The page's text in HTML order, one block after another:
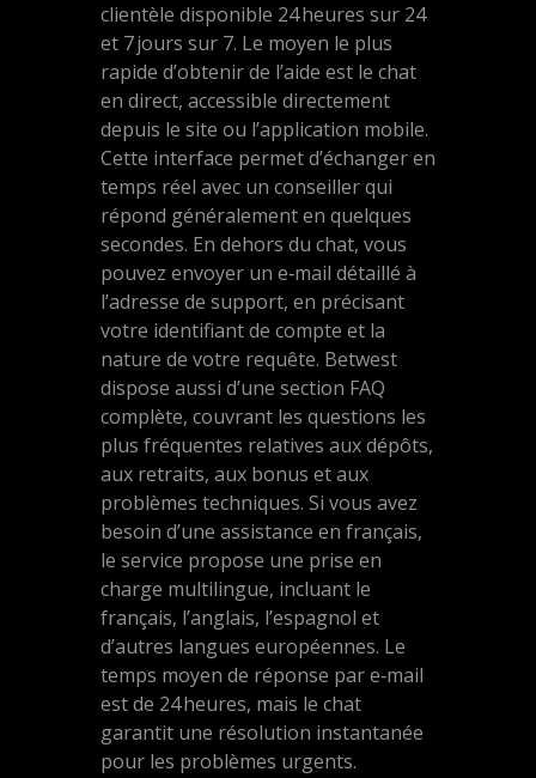
clientèle disponible 24 heures sur 24
et 7 jours sur 7. Le moyen le plus
rapide d’obtenir de l’aide est le chat
en direct, accessible directement
depuis le site ou l’application mobile.
Cette interface permet d’échanger en
temps réel avec un conseiller qui
répond généralement en quelques
secondes. En dehors du chat, vous
pouvez envoyer un e‑mail détaillé à
l’adresse de support, en précisant
votre identifiant de compte et la
nature de votre requête. Betwest
dispose aussi d’une section FAQ
complète, couvrant les questions les
plus fréquentes relatives aux dépôts,
aux retraits, aux bonus et aux
problèmes techniques. Si vous avez
besoin d’une assistance en français,
le service propose une prise en
charge multilingue, incluant le
français, l’anglais, l’espagnol et
d’autres langues européennes. Le
temps moyen de réponse par e‑mail
est de 24 heures, mais le chat
garantit une résolution instantanée
pour les problèmes urgents.